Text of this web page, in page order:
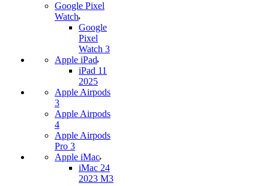
Google Pixel
Watch
Google
Pixel
Watch 3
Apple iPad
iPad 11
2025
Apple Airpods
3
Apple Airpods
4
Apple Airpods
Pro 3
Apple iMac
iMac 24
2023 M3